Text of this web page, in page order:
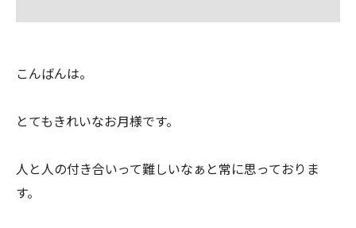
こんばんは。
とてもきれいなお月様です。
人と人の付き合いって難しいなぁと常に思っておりま
す。